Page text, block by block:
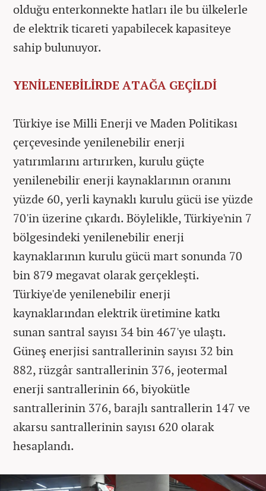
olduğu enterkonnekte hatları ile bu ülkelerle
de elektrik ticareti yapabilecek kapasiteye
sahip bulunuyor.
YENİLENEBİLİRDE ATAĞA GEÇİLDİ
Türkiye ise Milli Enerji ve Maden Politikası
çerçevesinde yenilenebilir enerji
yatırımlarını artırırken, kurulu güçte
yenilenebilir enerji kaynaklarının oranını
yüzde 60, yerli kaynaklı kurulu gücü ise yüzde
70'in üzerine çıkardı. Böylelikle, Türkiye'nin 7
bölgesindeki yenilenebilir enerji
kaynaklarının kurulu gücü mart sonunda 70
bin 879 megavat olarak gerçekleşti.
Türkiye'de yenilenebilir enerji
kaynaklarından elektrik üretimine katkı
sunan santral sayısı 34 bin 467'ye ulaştı.
Güneş enerjisi santrallerinin sayısı 32 bin
882, rüzgâr santrallerinin 376, jeotermal
enerji santrallerinin 66, biyokütle
santrallerinin 376, barajlı santrallerin 147 ve
akarsu santrallerinin sayısı 620 olarak
hesaplandı.